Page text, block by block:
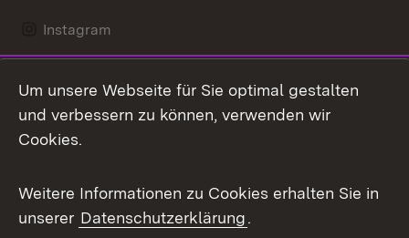
Instagram
Mastodon
Messenger
Social Wall
X / Twitter
Um unsere Webseite für Sie optimal gestalten
und verbessern zu können, verwenden wir
Cookies.
Weitere Informationen zu Cookies erhalten Sie in
unserer Datenschutzerklärung.